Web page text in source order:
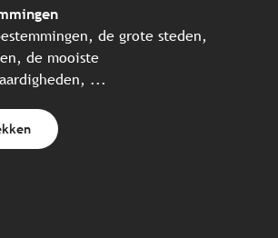
de grote steden,
de mooiste
...